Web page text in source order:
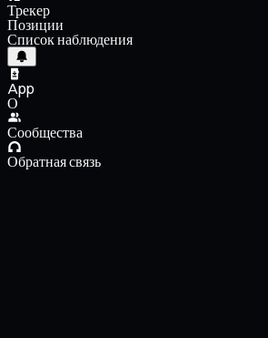
Трекер
Позиции
Список наблюдения
App
О
Сообщества
Обратная связь